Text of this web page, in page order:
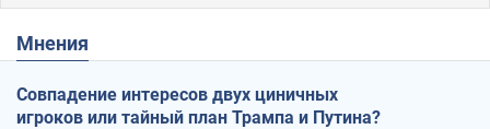
Мнения
Совпадение интересов двух циничных
игроков или тайный план Трампа и Путина?